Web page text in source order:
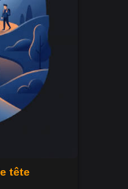
tête